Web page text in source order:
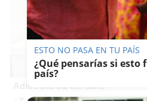
Adiós a la cal del baño
ESTO NO PASA EN TU PAÍS
¿Qué pensarías si
país?